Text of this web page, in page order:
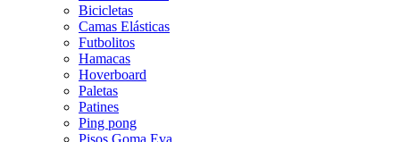
Bicicletas
Camas Elásticas
Futbolitos
Hamacas
Hoverboard
Paletas
Patines
Ping pong